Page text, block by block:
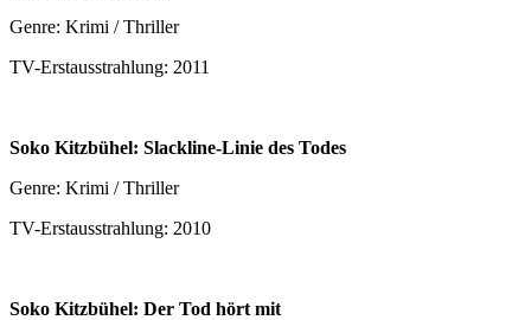
Genre: Krimi / Thriller
TV-Erstausstrahlung: 2011
Soko Kitzbühel: Slackline-Linie des Todes
Genre: Krimi / Thriller
TV-Erstausstrahlung: 2010
Soko Kitzbühel: Der Tod hört mit